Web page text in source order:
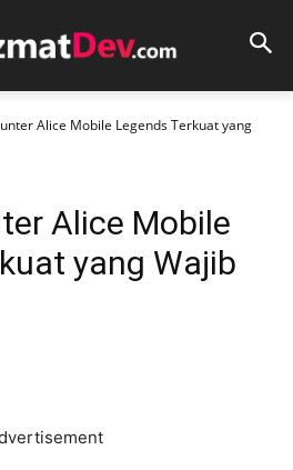
Alice Mobile Legends Terkuat yang
Alice Mobile
yang Wajib